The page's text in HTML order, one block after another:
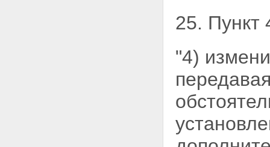
25. Пункт
"4)